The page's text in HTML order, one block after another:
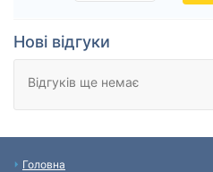
Нові відгуки
Відгуків ще немає
Головна